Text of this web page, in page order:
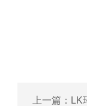
上一篇： LK